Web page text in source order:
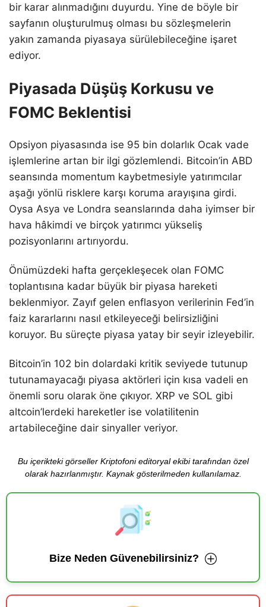
bir karar alınmadığını duyurdu. Yine de böyle bir
sayfanın oluşturulmuş olması bu sözleşmelerin
yakın zamanda piyasaya sürülebileceğine işaret
ediyor.
Piyasada Düşüş Korkusu ve
FOMC Beklentisi
Opsiyon piyasasında ise 95 bin dolarlık Ocak vade
işlemlerine artan bir ilgi gözlemlendi. Bitcoin’in ABD
seansında momentum kaybetmesiyle yatırımcılar
aşağı yönlü risklere karşı koruma arayışına girdi.
Oysa Asya ve Londra seanslarında daha iyimser bir
hava hâkimdi ve birçok yatırımcı yükseliş
pozisyonlarını artırıyordu.
Önümüzdeki hafta gerçekleşecek olan FOMC
toplantısına kadar büyük bir piyasa hareketi
beklenmiyor. Zayıf gelen enflasyon verilerinin Fed’in
faiz kararlarını nasıl etkileyeceği belirsizliğini
koruyor. Bu süreçte piyasa yatay bir seyir izleyebilir.
Bitcoin’in 102 bin dolardaki kritik seviyede tutunup
tutunamayacağı piyasa aktörleri için kısa vadeli en
önemli soru olarak öne çıkıyor. XRP ve SOL gibi
altcoin’lerdeki hareketler ise volatilitenin
artabileceğine dair sinyaller veriyor.
Bu içerikteki görseller Kriptofoni editoryal ekibi tarafından özel
olarak hazırlanmıştır. Kaynak gösterilmeden kullanılamaz.
Bize Neden Güvenebilirsiniz?